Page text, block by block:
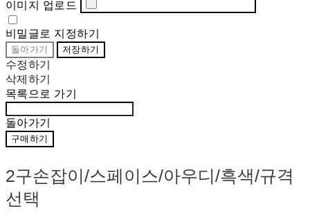
이미지 업로드
비밀글로 지정하기
돌아가기 저장하기
수정하기
삭제하기
목록으로 가기
돌아가기
구매하기
2구손잡이/스페이스/아우디/흑색/규격
선택